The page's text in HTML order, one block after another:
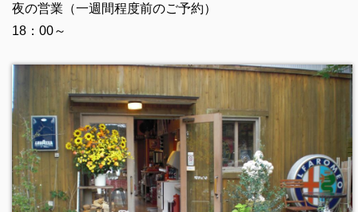
夜の営業（一週間程度前のご予約）
18：00～